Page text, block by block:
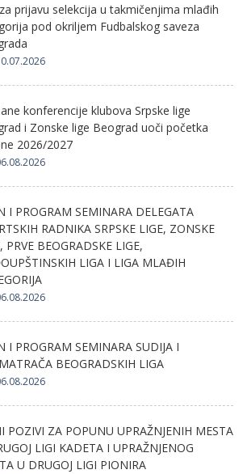
prijavu selekcija u takmičenjima mlađih
pod okriljem Fudbalskog saveza
konferencije klubova Srpske lige
i Zonske lige Beograd uoči početka
2026/2027
I PROGRAM SEMINARA DELEGATA
RADNIKA SRPSKE LIGE, ZONSKE
PRVE BEOGRADSKE LIGE,
LIGA I LIGA MLAĐIH
I PROGRAM SEMINARA SUDIJA I
BEOGRADSKIH LIGA
POZIVI ZA POPUNU UPRAŽNJENIH MESTA
LIGI KADETA I UPRAŽNJENOG
U DRUGOJ LIGI PIONIRA